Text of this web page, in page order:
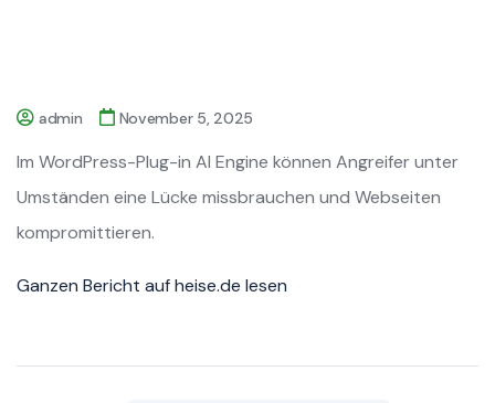
admin November 5, 2025
Im WordPress-Plug-in AI Engine können Angreifer unter
Umständen eine Lücke missbrauchen und Webseiten
kompromittieren.
Ganzen Bericht auf heise.de lesen